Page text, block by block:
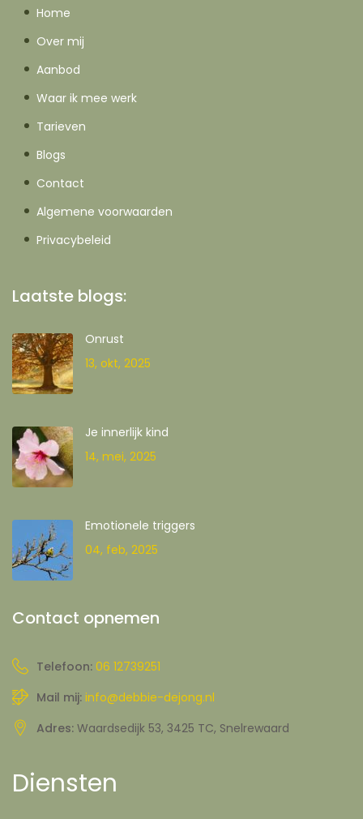
Home
Over mij
Aanbod
Waar ik mee werk
Tarieven
Blogs
Contact
Algemene voorwaarden
Privacybeleid
Laatste blogs:
Onrust
13, okt, 2025
Je innerlijk kind
14, mei, 2025
Emotionele triggers
04, feb, 2025
Contact opnemen
Telefoon: 06 12739251
Mail mij: info@debbie-dejong.nl
Adres: Waardsedijk 53, 3425 TC, Snelrewaard
Diensten